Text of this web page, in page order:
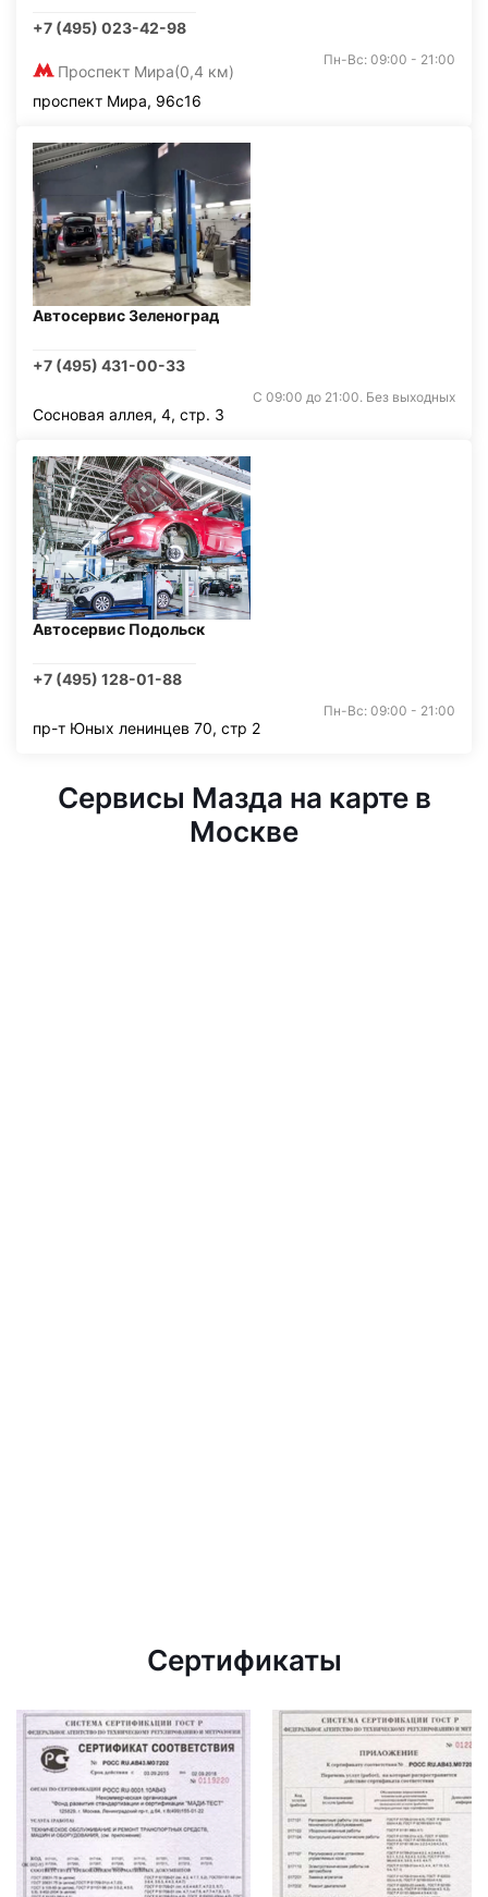
+7 (495) 023-42-98
Проспект Мира(0,4 км)
Пн-Вс: 09:00 - 21:00
проспект Мира, 96с16
Автосервис Зеленоград
+7 (495) 431-00-33
С 09:00 до 21:00. Без выходных
Сосновая аллея, 4, стр. 3
Автосервис Подольск
+7 (495) 128-01-88
Пн-Вс: 09:00 - 21:00
пр-т Юных ленинцев 70, стр 2
Сервисы Мазда на карте в
Москве
Сертификаты